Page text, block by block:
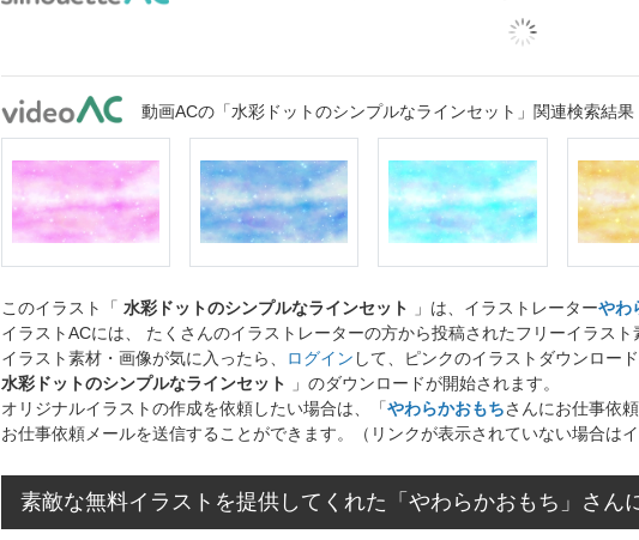
動画ACの「水彩ドットのシンプルなラインセット」関連検索結果
このイラスト「 水彩ドットのシンプルなラインセット 」は、イラストレーターやわ
イラストACには、 たくさんのイラストレーターの方から投稿されたフリーイラス
イラスト素材・画像が気に入ったら、
ログイン して、ピンクのイラストダウンロー
水彩ドットのシンプルなラインセット
」のダウンロードが開始されます。
オリジナルイラストの作成を依頼したい場合は、「やわらかおもちさんにお仕事依
お仕事依頼メールを送信することができます。（リンクが表示されていない場合は
素敵な無料イラストを提供してくれた「やわらかおもち」さん